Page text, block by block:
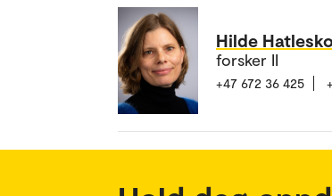
Hilde
forsker II
+47 672 36 425